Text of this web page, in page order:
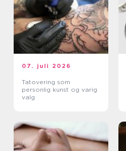
07. juli 2026
Tatovering som
personlig kunst og varig
valg